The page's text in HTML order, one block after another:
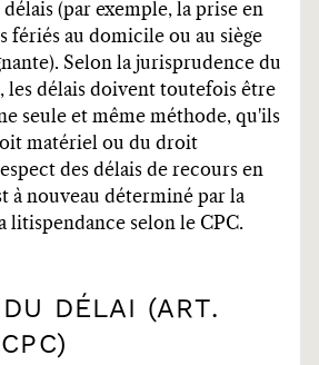
(par exemple, la prise en
fériés au domicile ou au siège
Selon la jurisprudence du
les délais doivent toutefois être
seule et même méthode, qu'ils
matériel ou du droit
des délais de recours en
à nouveau déterminé par la
litispendance selon le CPC.
DÉLAI (ART.